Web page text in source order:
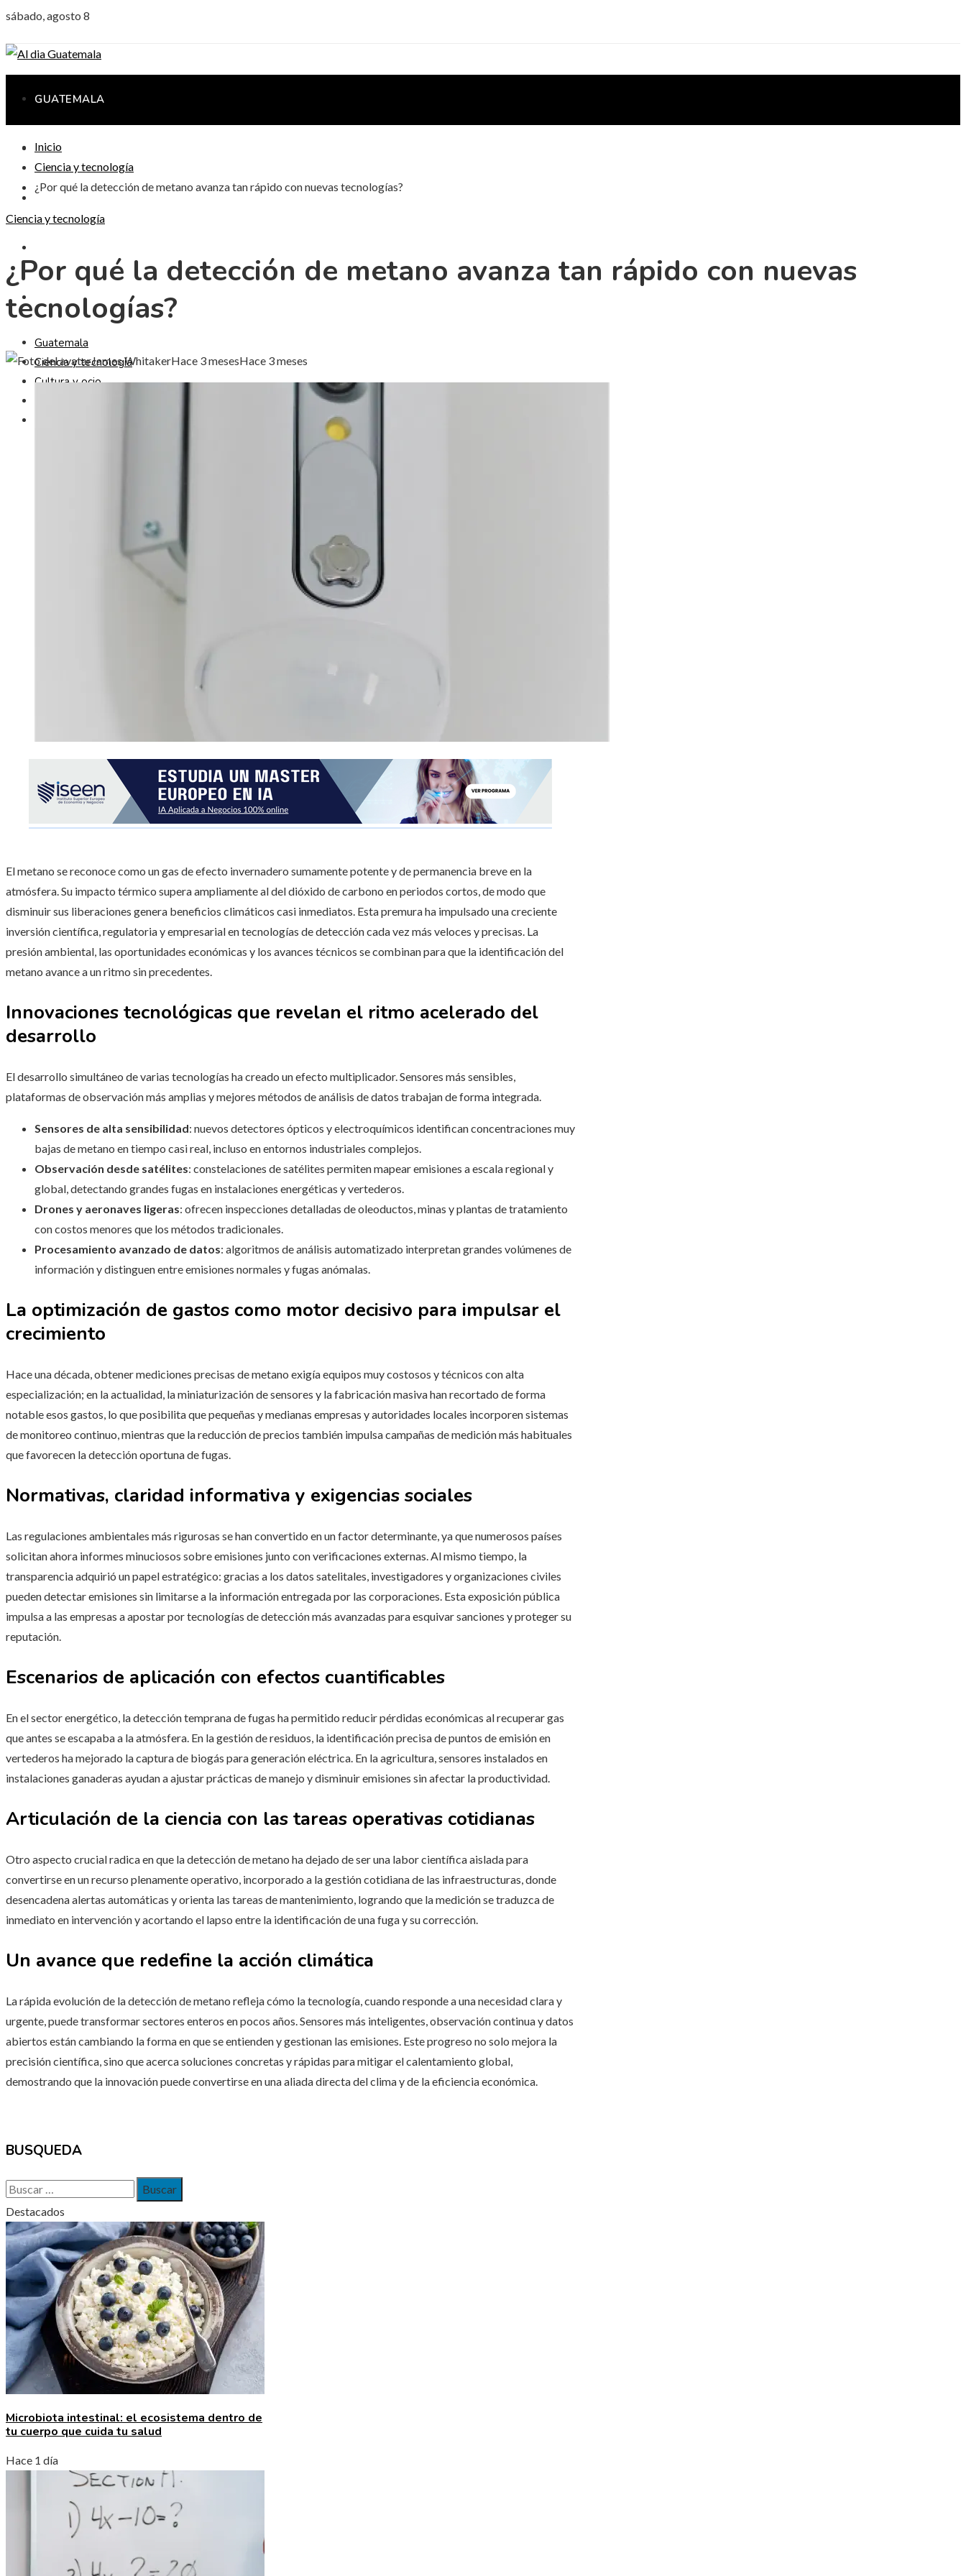
sábado, agosto 8
GUATEMALA
CIENCIA Y TECNOLOGÍA
INVERSIONES Y NEGOCIOS
Guatemala
Ciencia y tecnología
Cultura y ocio
Inicio
Ciencia y tecnología
¿Por qué la detección de metano avanza tan rápido con nuevas tecnologías?
Ciencia y tecnología
¿Por qué la detección de metano avanza tan rápido con nuevas
tecnologías?
James WhitakerHace 3 mesesHace 3 meses
El metano se reconoce como un gas de efecto invernadero sumamente potente y de permanencia breve en la
atmósfera. Su impacto térmico supera ampliamente al del dióxido de carbono en periodos cortos, de modo que
disminuir sus liberaciones genera beneficios climáticos casi inmediatos. Esta premura ha impulsado una creciente
inversión científica, regulatoria y empresarial en tecnologías de detección cada vez más veloces y precisas. La
presión ambiental, las oportunidades económicas y los avances técnicos se combinan para que la identificación del
metano avance a un ritmo sin precedentes.
Innovaciones tecnológicas que revelan el ritmo acelerado del
desarrollo
El desarrollo simultáneo de varias tecnologías ha creado un efecto multiplicador. Sensores más sensibles,
plataformas de observación más amplias y mejores métodos de análisis de datos trabajan de forma integrada.
Sensores de alta sensibilidad: nuevos detectores ópticos y electroquímicos identifican concentraciones muy
bajas de metano en tiempo casi real, incluso en entornos industriales complejos.
Observación desde satélites: constelaciones de satélites permiten mapear emisiones a escala regional y
global, detectando grandes fugas en instalaciones energéticas y vertederos.
Drones y aeronaves ligeras: ofrecen inspecciones detalladas de oleoductos, minas y plantas de tratamiento
con costos menores que los métodos tradicionales.
Procesamiento avanzado de datos: algoritmos de análisis automatizado interpretan grandes volúmenes de
información y distinguen entre emisiones normales y fugas anómalas.
La optimización de gastos como motor decisivo para impulsar el
crecimiento
Hace una década, obtener mediciones precisas de metano exigía equipos muy costosos y técnicos con alta
especialización; en la actualidad, la miniaturización de sensores y la fabricación masiva han recortado de forma
notable esos gastos, lo que posibilita que pequeñas y medianas empresas y autoridades locales incorporen sistemas
de monitoreo continuo, mientras que la reducción de precios también impulsa campañas de medición más habituales
que favorecen la detección oportuna de fugas.
Normativas, claridad informativa y exigencias sociales
Las regulaciones ambientales más rigurosas se han convertido en un factor determinante, ya que numerosos países
solicitan ahora informes minuciosos sobre emisiones junto con verificaciones externas. Al mismo tiempo, la
transparencia adquirió un papel estratégico: gracias a los datos satelitales, investigadores y organizaciones civiles
pueden detectar emisiones sin limitarse a la información entregada por las corporaciones. Esta exposición pública
impulsa a las empresas a apostar por tecnologías de detección más avanzadas para esquivar sanciones y proteger su
reputación.
Escenarios de aplicación con efectos cuantificables
En el sector energético, la detección temprana de fugas ha permitido reducir pérdidas económicas al recuperar gas
que antes se escapaba a la atmósfera. En la gestión de residuos, la identificación precisa de puntos de emisión en
vertederos ha mejorado la captura de biogás para generación eléctrica. En la agricultura, sensores instalados en
instalaciones ganaderas ayudan a ajustar prácticas de manejo y disminuir emisiones sin afectar la productividad.
Articulación de la ciencia con las tareas operativas cotidianas
Otro aspecto crucial radica en que la detección de metano ha dejado de ser una labor científica aislada para
convertirse en un recurso plenamente operativo, incorporado a la gestión cotidiana de las infraestructuras, donde
desencadena alertas automáticas y orienta las tareas de mantenimiento, logrando que la medición se traduzca de
inmediato en intervención y acortando el lapso entre la identificación de una fuga y su corrección.
Un avance que redefine la acción climática
La rápida evolución de la detección de metano refleja cómo la tecnología, cuando responde a una necesidad clara y
urgente, puede transformar sectores enteros en pocos años. Sensores más inteligentes, observación continua y datos
abiertos están cambiando la forma en que se entienden y gestionan las emisiones. Este progreso no solo mejora la
precisión científica, sino que acerca soluciones concretas y rápidas para mitigar el calentamiento global,
demostrando que la innovación puede convertirse en una aliada directa del clima y de la eficiencia económica.
BUSQUEDA
Buscar:
Destacados
Microbiota intestinal: el ecosistema dentro de
tu cuerpo que cuida tu salud
Hace 1 día